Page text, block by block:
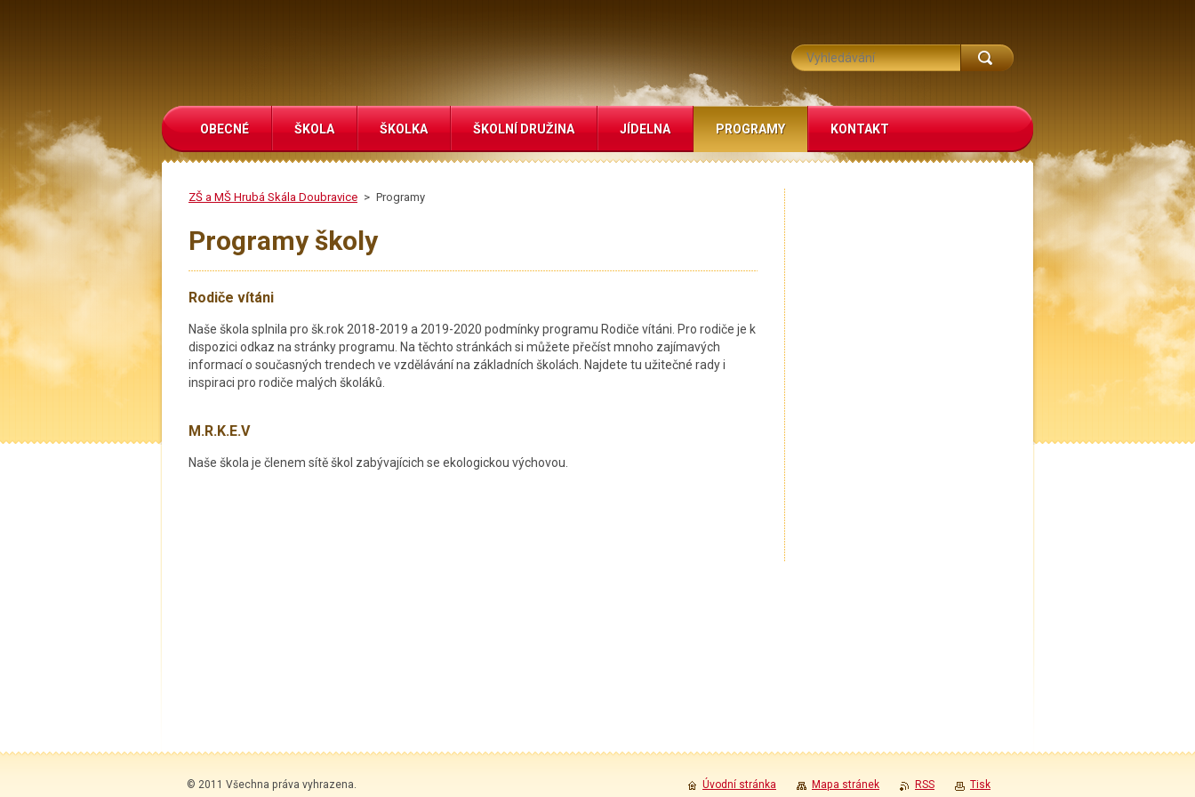
ZŠ a MŠ Hrubá Skála Doubravice > Programy
Programy školy
Rodiče vítáni
Naše škola splnila pro šk.rok 2018-2019 a 2019-2020 podmínky programu Rodiče vítáni. Pro rodiče je k
dispozici odkaz na stránky programu. Na těchto stránkách si můžete přečíst mnoho zajímavých
informací o současných trendech ve vzdělávání na základních školách. Najdete tu užitečné rady i
inspiraci pro rodiče malých školáků.
M.R.K.E.V
Naše škola je členem sítě škol zabývajícich se ekologickou výchovou.
OBECNÉ ŠKOLA ŠKOLKA ŠKOLNÍ DRUŽINA JÍDELNA PROGRAMY KONTAKT
© 2011 Všechna práva vyhrazena. Úvodní stránka Mapa stránek RSS Tisk